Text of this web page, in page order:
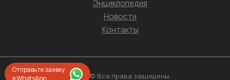
Отправьте заявку
в WhatsApp
Энциклопедия
Новости
Контакты
2026 © Все права защищены